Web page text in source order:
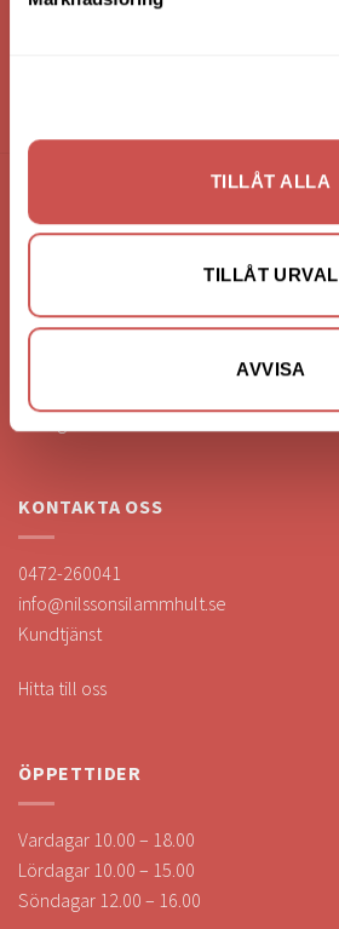
TILLÅT ALLA
TILLÅT URVAL
AVVISA
Nilssons Möbler i Lammhult
N. Fabriksgatan 2
363 44 Lammhult
KONTAKTA OSS
0472-260041
info@nilssonsilammhult.se
Kundtjänst
Hitta till oss
ÖPPETTIDER
Vardagar 10.00 – 18.00
Lördagar 10.00 – 15.00
Söndagar 12.00 – 16.00